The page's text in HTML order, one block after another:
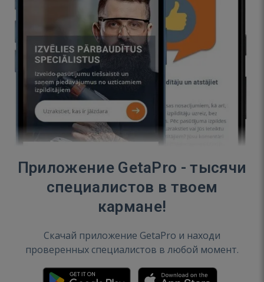
Приложение GetaPro - тысячи
специалистов в твоем
кармане!
Скачай приложение GetaPro и находи
проверенных специалистов в любой момент.